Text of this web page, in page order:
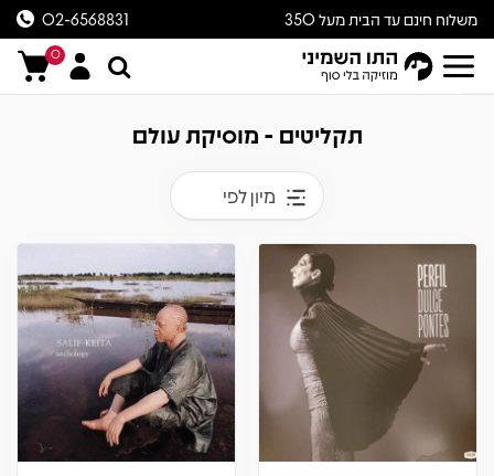
משלוח חינם עד הבית מעל 350
ש״ח
02-6568831
0
תקליטים - מוסיקת עולם
מיון לפי